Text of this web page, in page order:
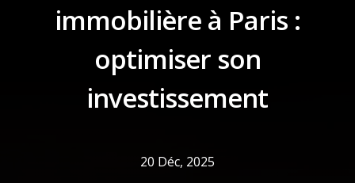
immobilière à Paris :
optimiser son
investissement
20 Déc, 2025